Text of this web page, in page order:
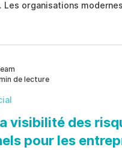
Les organisations
des incidents
des représailles ou
procédure régulière et la
des Risques
de lecture
visibilité des
pour les